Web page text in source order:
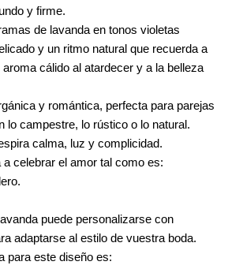
y firme.
de lavanda en tonos violetas
y un ritmo natural que recuerda a
cálido al atardecer y a la belleza
y romántica, perfecta para parejas
lo campestre, lo rústico o lo natural.
calma, luz y complicidad.
a celebrar el amor tal como es:
puede personalizarse con
adaptarse al estilo de vuestra boda.
para este diseño es: